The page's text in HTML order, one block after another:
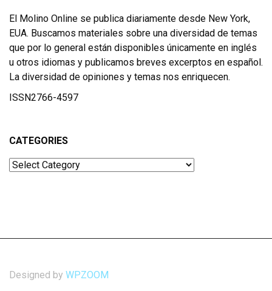
El Molino Online se publica diariamente desde New York,
EUA. Buscamos materiales sobre una diversidad de temas
que por lo general están disponibles únicamente en inglés
u otros idiomas y publicamos breves excerptos en español.
La diversidad de opiniones y temas nos enriquecen.
ISSN2766-4597
CATEGORIES
Categories
Designed by WPZOOM